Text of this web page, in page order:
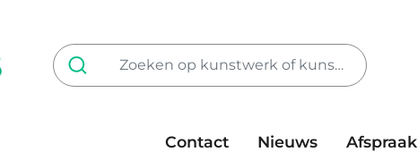
Contact Nieuws Afspraak